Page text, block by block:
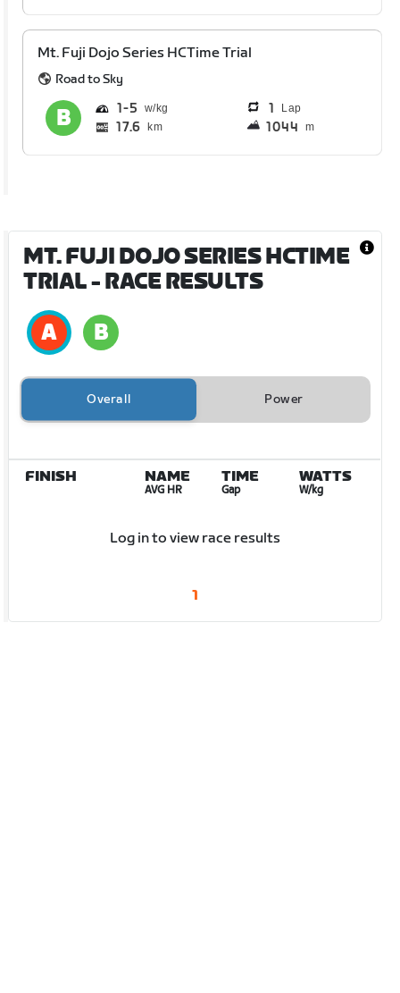
Mt. Fuji Dojo Series HCTime Trial
Road to Sky
1 5 1 Lap
17.6 km 1044 m
MT. FUJI DOJO SERIES HCTIME
TRIAL- RACE RESULTS
Overall Power
FINISH NAME
AVG HR
TIME
Gap
WATTS
W/kg
Log in to view race results
1